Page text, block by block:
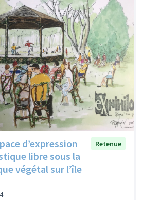
d’expression
libre sous la
végétal sur l’île
Retenue
4